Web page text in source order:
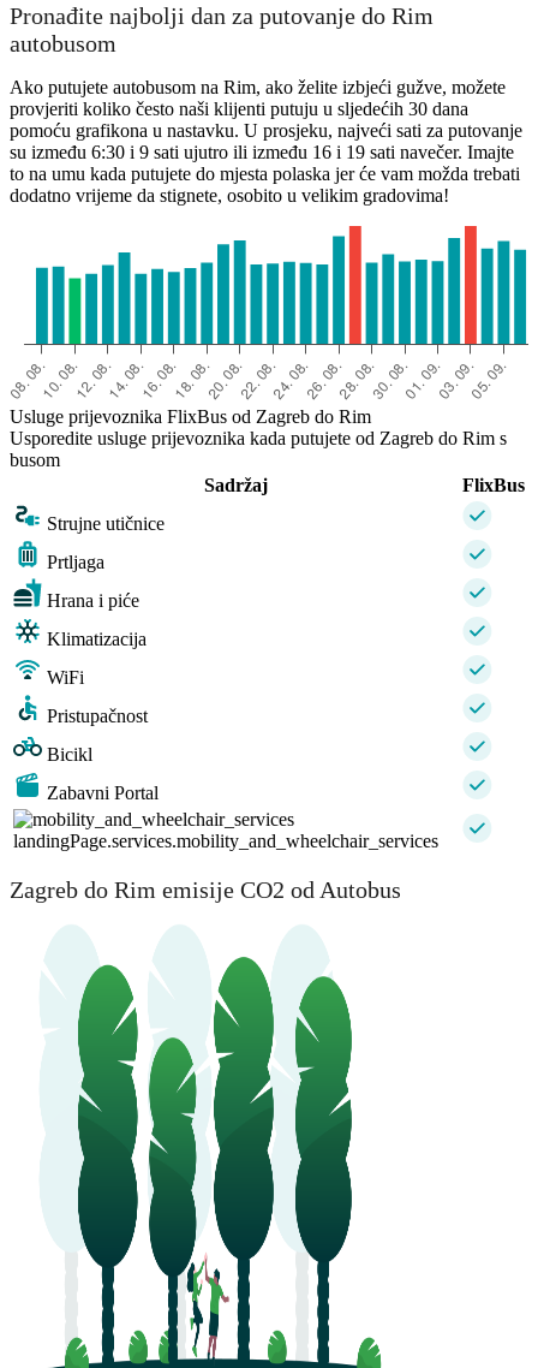
Pronađite najbolji dan za putovanje do Rim
autobusom
Ako putujete autobusom na Rim, ako želite izbjeći gužve, možete
provjeriti koliko često naši klijenti putuju u sljedećih 30 dana
pomoću grafikona u nastavku. U prosjeku, najveći sati za putovanje
su između 6:30 i 9 sati ujutro ili između 16 i 19 sati navečer. Imajte
to na umu kada putujete do mjesta polaska jer će vam možda trebati
dodatno vrijeme da stignete, osobito u velikim gradovima!
Usluge prijevoznika FlixBus od Zagreb do Rim
Usporedite usluge prijevoznika kada putujete od Zagreb do Rim s
busom
Sadržaj
FlixBus
Strujne utičnice
Prtljaga
Hrana i piće
Klimatizacija
WiFi
Pristupačnost
Bicikl
Zabavni Portal
landingPage.services.mobility_and_wheelchair_services
Zagreb do Rim emisije CO2 od Autobus